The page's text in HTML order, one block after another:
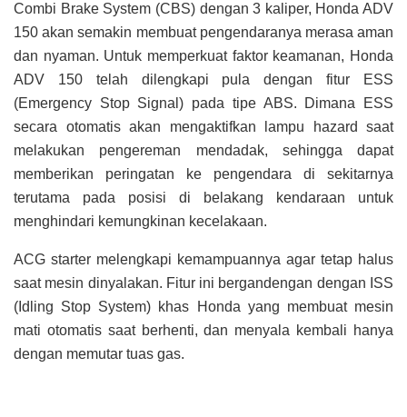
Combi Brake System (CBS) dengan 3 kaliper, Honda ADV
150 akan semakin membuat pengendaranya merasa aman
dan nyaman. Untuk memperkuat faktor keamanan, Honda
ADV 150 telah dilengkapi pula dengan fitur ESS
(Emergency Stop Signal) pada tipe ABS. Dimana ESS
secara otomatis akan mengaktifkan lampu hazard saat
melakukan pengereman mendadak, sehingga dapat
memberikan peringatan ke pengendara di sekitarnya
terutama pada posisi di belakang kendaraan untuk
menghindari kemungkinan kecelakaan.
ACG starter melengkapi kemampuannya agar tetap halus
saat mesin dinyalakan. Fitur ini bergandengan dengan ISS
(Idling Stop System) khas Honda yang membuat mesin
mati otomatis saat berhenti, dan menyala kembali hanya
dengan memutar tuas gas.